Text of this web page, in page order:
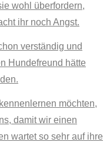
wohl überfordern,
ihr noch Angst.
verständig und
Hundefreund hätte
möchten,
damit wir einen
wartet so sehr auf ihre